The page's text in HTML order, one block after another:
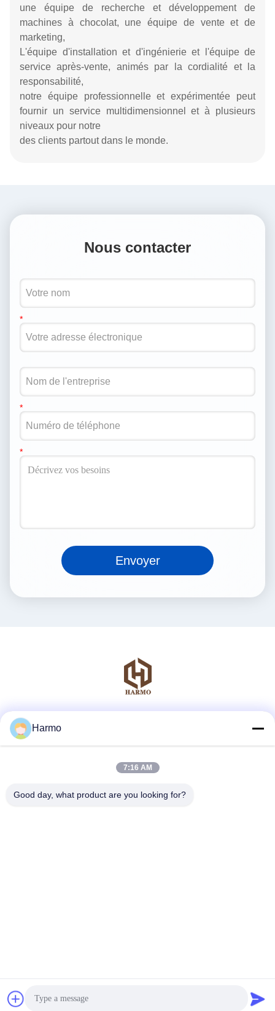
une équipe de recherche et développement de
machines à chocolat, une équipe de vente et de
marketing,
L'équipe d'installation et d'ingénierie et l'équipe de
service après-vente, animés par la cordialité et la
responsabilité,
notre équipe professionnelle et expérimentée peut
fournir un service multidimensionnel et à plusieurs
niveaux pour notre
des clients partout dans le monde.
Nous contacter
Envoyer
fournisseur. 2020-2026 Suzhou Harmo Food Machinery Co., Ltd
Tout. Les droits sont réservés.
Harmo
7:16 AM
Good day, what product are you looking for?